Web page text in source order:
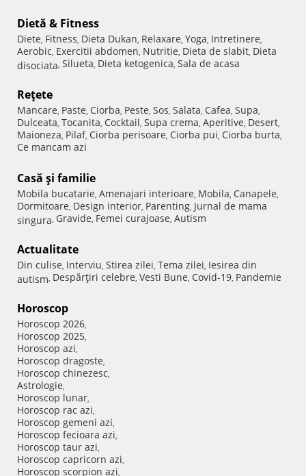
Dietă & Fitness
Diete, Fitness, Dieta Dukan, Relaxare, Yoga, Intretinere,
Aerobic, Exercitii abdomen, Nutritie, Dieta de slabit, Dieta
disociata, Silueta, Dieta ketogenica, Sala de acasa
Reţete
Mancare, Paste, Ciorba, Peste, Sos, Salata, Cafea, Supa,
Dulceata, Tocanita, Cocktail, Supa crema, Aperitive, Desert,
Maioneza, Pilaf, Ciorba perisoare, Ciorba pui, Ciorba burta,
Ce mancam azi
Casă şi familie
Mobila bucatarie, Amenajari interioare, Mobila, Canapele,
Dormitoare, Design interior, Parenting, Jurnal de mama
singura, Gravide, Femei curajoase, Autism
Actualitate
Din culise, Interviu, Stirea zilei, Tema zilei, Iesirea din
autism, Despărţiri celebre, Vesti Bune, Covid-19, Pandemie
Horoscop
Horoscop 2026,
Horoscop 2025,
Horoscop azi,
Horoscop dragoste,
Horoscop chinezesc,
Astrologie,
Horoscop lunar,
Horoscop rac azi,
Horoscop gemeni azi,
Horoscop fecioara azi,
Horoscop taur azi,
Horoscop capricorn azi,
Horoscop scorpion azi,